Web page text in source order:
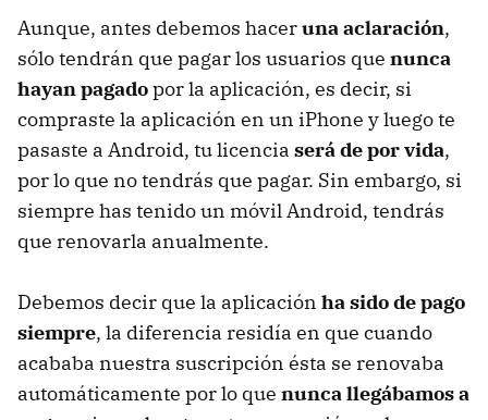
Aunque, antes debemos haceruna aclaración,
sólo tendrán que pagar los usuarios que nunca
hayan pagadopor la aplicación, es decir, si
compraste la aplicación en un iPhone y luego te
pasaste a Android, tu licencia será de por vida,
por lo que no tendrás que pagar. Sin embargo, si
siempre has tenido un móvil Android, tendrás
que renovarla anualmente.
Debemos decir que la aplicación ha sido de pago
siempre, la diferencia residía en que cuando
acababa nuestra suscripción ésta se renovaba
automáticamente por lo que nunca llegábamos a